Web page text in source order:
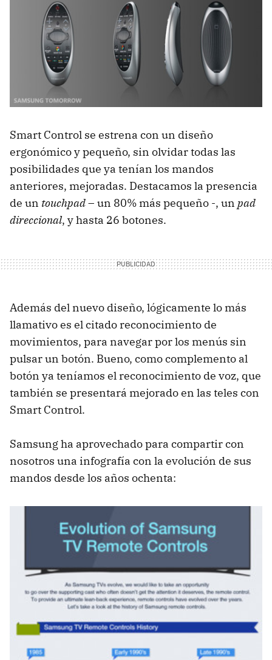
Smart Control se estrena con un diseño
ergonómico y pequeño, sin olvidar todas las
posibilidades que ya tenían los mandos
anteriores, mejoradas. Destacamos la presencia
de un touchpad– un 80% más pequeño -, un pad
direccional, y hasta 26 botones.
Además del nuevo diseño, lógicamente lo más
llamativo es el citado reconocimiento de
movimientos, para navegar por los menús sin
pulsar un botón. Bueno, como complemento al
botón ya teníamos el reconocimiento de voz, que
también se presentará mejorado en las teles con
Smart Control.
Samsung ha aprovechado para compartir con
nosotros una infografía con la evolución de sus
mandos desde los años ochenta: